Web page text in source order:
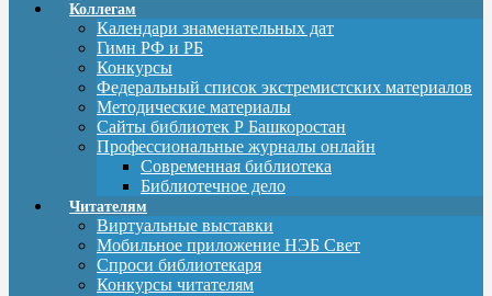
Коллегам
Календари знаменательных дат
Гимн РФ и РБ
Конкурсы
Федеральный список экстремистских материалов
Методические материалы
Сайты библиотек Р Башкоростан
Профессиональные журналы онлайн
Современная библиотека
Библиотечное дело
Читателям
Виртуальные выставки
Мобильное приложение НЭБ Свет
Спроси библиотекаря
Конкурсы читателям